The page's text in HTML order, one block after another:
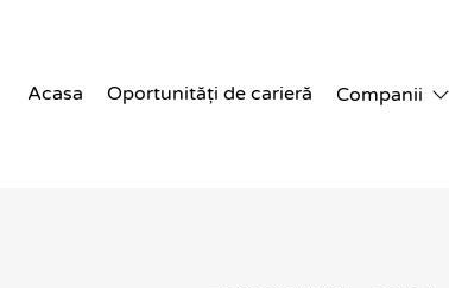
Acasa Oportunități de carieră Companii